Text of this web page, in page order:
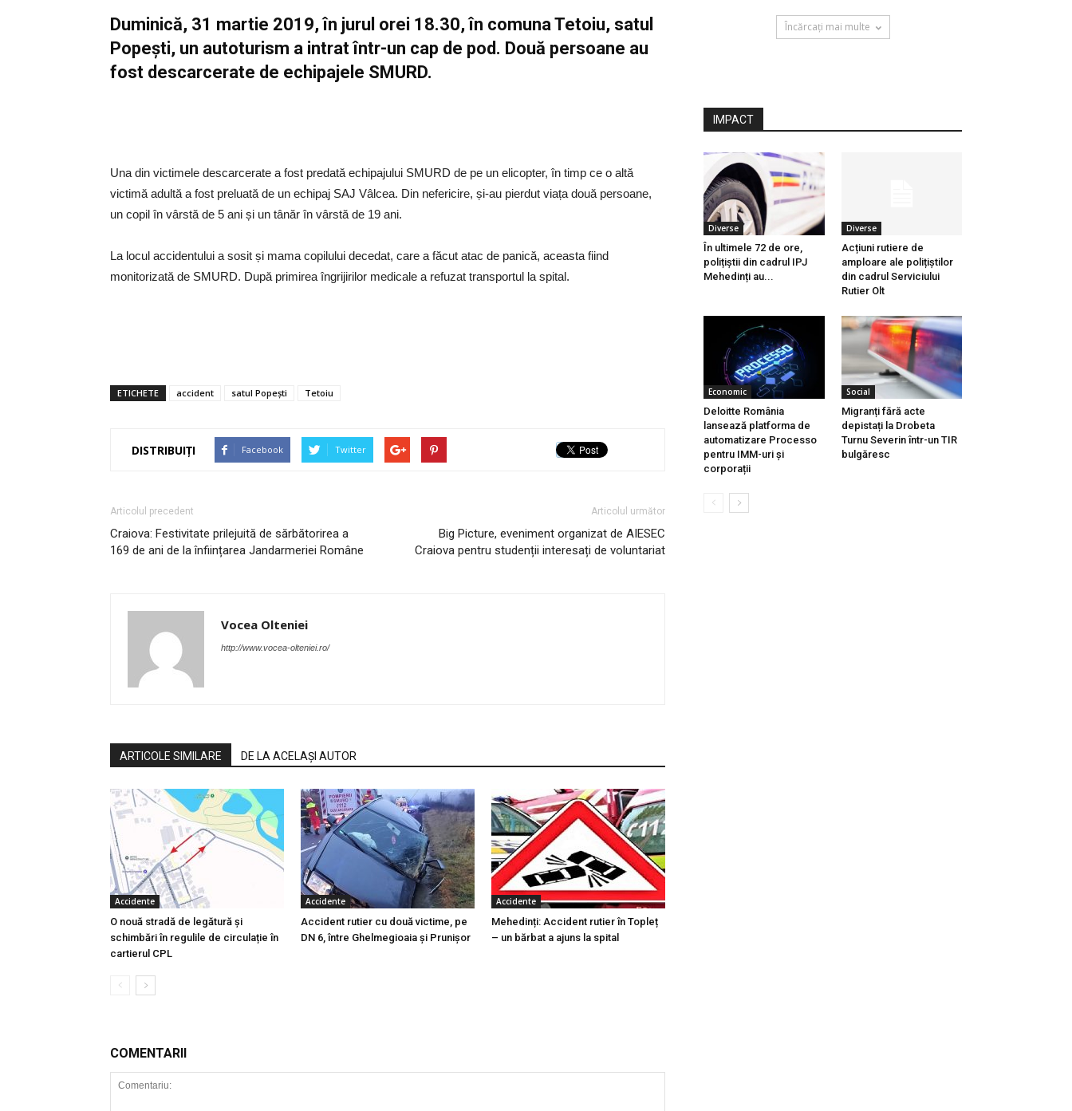
Duminică, 31 martie 2019, în jurul orei 18.30, în comuna Tetoiu, satul
Popești, un autoturism a intrat într-un cap de pod. Două persoane au
fost descarcerate de echipajele SMURD.
Una din victimele descarcerate a fost predată echipajului SMURD de pe un elicopter, în timp ce o altă
victimă adultă a fost preluată de un echipaj SAJ Vâlcea. Din nefericire, și-au pierdut viața două persoane,
un copil în vârstă de 5 ani și un tânăr în vârstă de 19 ani.
La locul accidentului a sosit și mama copilului decedat, care a făcut atac de panică, aceasta fiind
monitorizată de SMURD. După primirea îngrijirilor medicale a refuzat transportul la spital.
ETICHETE accident satul Popești Tetoiu
DISTRIBUIȚI Facebook Twitter
Articolul precedent
Craiova: Festivitate prilejuită de sărbătorirea a
169 de ani de la înființarea Jandarmeriei Române
Articolul următor
Big Picture, eveniment organizat de AIESEC
Craiova pentru studenții interesați de voluntariat
Vocea Olteniei
http://www.vocea-olteniei.ro/
ARTICOLE SIMILARE DE LA ACELAȘI AUTOR
Accidente
O nouă stradă de legătură și
schimbări în regulile de circulație în
cartierul CPL
Accidente
Accident rutier cu două victime, pe
DN 6, între Ghelmegioaia și Prunișor
Accidente
Mehedinți: Accident rutier în Topleț
– un bărbat a ajuns la spital
COMENTARII
Încărcați mai multe
IMPACT
Diverse
În ultimele 72 de ore,
polițiștii din cadrul IPJ
Mehedinți au...
Diverse
Acțiuni rutiere de
amploare ale polițiștilor
din cadrul Serviciului
Rutier Olt
Economic
Deloitte România
lansează platforma de
automatizare Processo
pentru IMM-uri și
corporații
Social
Migranți fără acte
depistați la Drobeta
Turnu Severin într-un TIR
bulgăresc